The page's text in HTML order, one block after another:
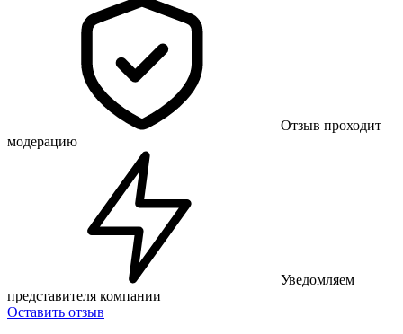
Отзыв проходит
модерацию
Уведомляем
представителя компании
Оставить отзыв